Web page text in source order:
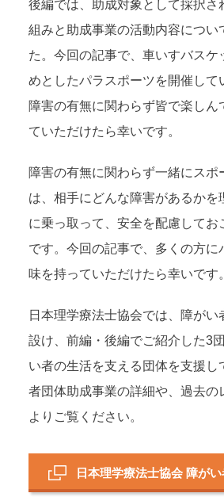
後編では、助成対象として採択さ
組みと助成事業の活動内容につい
た。今回の記事で、車いすバスケ
めとしたパラスポーツを開催して
障害の有無に関わらず皆で楽しん
ていただけたら幸いです。
障害の有無に関わらず一緒にスポ
は、相手にどんな障害があるかを
に乗っ取って、安全を配慮してお
です。今回の記事で、多くの方に
味を持っていただけたら幸いです。
日本理学療法士協会では、障がい
設け、前編・後編でご紹介した3
い者の生活を支える団体を支援し
者団体助成事業の詳細や、過去の
よりご覧ください。
日本理学療法士協会 障が